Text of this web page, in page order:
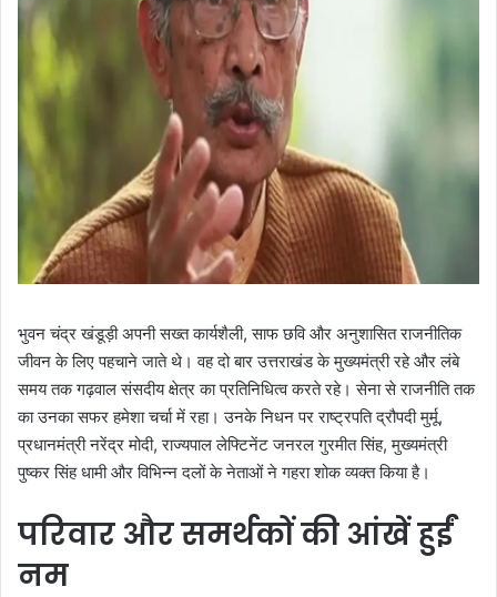
भुवन चंद्र खंडूड़ी अपनी सख्त कार्यशैली, साफ छवि और अनुशासित राजनीतिक
जीवन के लिए पहचाने जाते थे। वह दो बार उत्तराखंड के मुख्यमंत्री रहे और लंबे
समय तक गढ़वाल संसदीय क्षेत्र का प्रतिनिधित्व करते रहे। सेना से राजनीति तक
का उनका सफर हमेशा चर्चा में रहा। उनके निधन पर राष्ट्रपति द्रौपदी मुर्मू,
प्रधानमंत्री नरेंद्र मोदी, राज्यपाल लेफ्टिनेंट जनरल गुरमीत सिंह, मुख्यमंत्री
पुष्कर सिंह धामी और विभिन्न दलों के नेताओं ने गहरा शोक व्यक्त किया है।
परिवार और समर्थकों की आंखें हुईं
नम